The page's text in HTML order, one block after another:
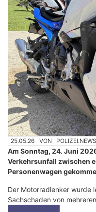
25.05.26 VON
Am Sonntag, 24. Juni
Verkehrsunfall zwischen
Personenwagen
Der Motorradlenker wurde
Sachschaden von